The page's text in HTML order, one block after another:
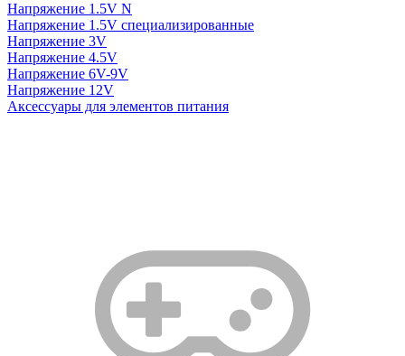
Напряжение 1.5V N
Напряжение 1.5V специализированные
Напряжение 3V
Напряжение 4.5V
Напряжение 6V-9V
Напряжение 12V
Аксессуары для элементов питания